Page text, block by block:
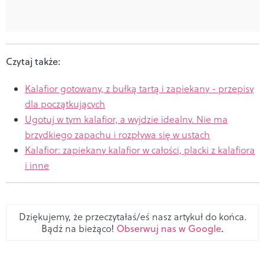
Czytaj także:
Kalafior gotowany, z bułką tartą i zapiekany - przepisy
dla początkujących
Ugotuj w tym kalafior, a wyjdzie idealny. Nie ma
brzydkiego zapachu i rozpływa się w ustach
Kalafior: zapiekany kalafior w całości, placki z kalafiora
i inne
Dziękujemy, że przeczytałaś/eś nasz artykuł do końca.
Bądź na bieżąco! Obserwuj nas w Google.